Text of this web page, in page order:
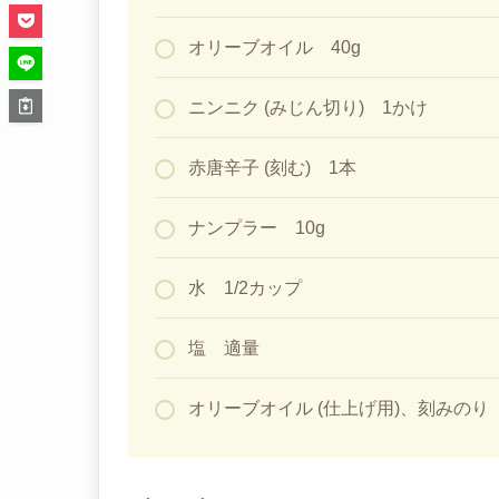
オリーブオイル 40g
ニンニク (みじん切り) 1かけ
赤唐辛子 (刻む) 1本
ナンプラー 10g
水 1/2カップ
塩 適量
オリーブオイル (仕上げ用)、刻みの